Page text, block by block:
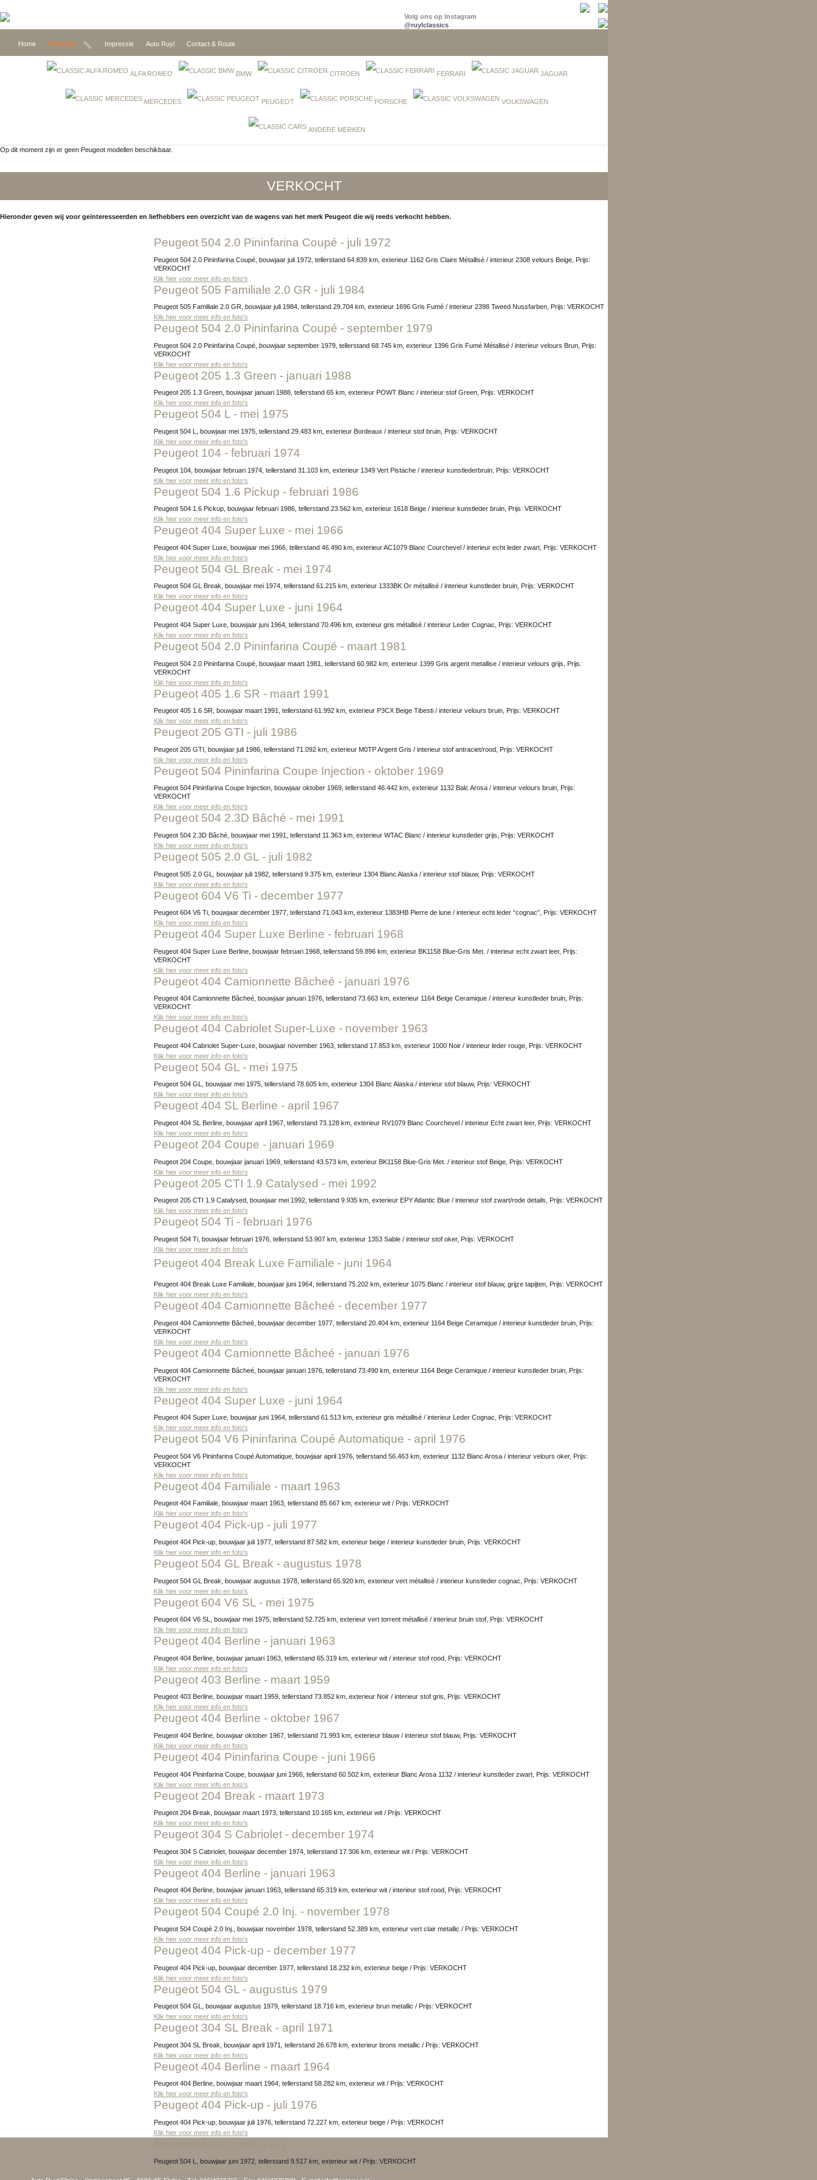
Volg ons op Instagram
@ruylclassics
Home Verwacht Impressie Auto Ruyl Contact & Route
ALFA ROMEO BMW CITROEN FERRARI JAGUAR
MERCEDES PEUGEOT PORSCHE VOLKSWAGEN
ANDERE MERKEN
Op dit moment zijn er geen Peugeot modellen beschikbaar.
VERKOCHT
Hieronder geven wij voor geïnteresseerden en liefhebbers een overzicht van de wagens van het merk Peugeot die wij reeds verkocht hebben.
Peugeot 504 2.0 Pininfarina Coupé - juli 1972
Peugeot 504 2.0 Pininfarina Coupé, bouwjaar juli 1972, tellerstand 64.839 km, exterieur 1162 Gris Claire Métallisé / interieur 2308 velours Beige, Prijs:
VERKOCHT
Klik hier voor meer info en foto's
Peugeot 505 Familiale 2.0 GR - juli 1984
Peugeot 505 Familiale 2.0 GR, bouwjaar juli 1984, tellerstand 29.704 km, exterieur 1696 Gris Fumé / interieur 2398 Tweed Nussfarben, Prijs: VERKOCHT
Klik hier voor meer info en foto's
Peugeot 504 2.0 Pininfarina Coupé - september 1979
Peugeot 504 2.0 Pininfarina Coupé, bouwjaar september 1979, tellerstand 68.745 km, exterieur 1396 Gris Fumé Métallisé / interieur velours Brun, Prijs:
VERKOCHT
Klik hier voor meer info en foto's
Peugeot 205 1.3 Green - januari 1988
Peugeot 205 1.3 Green, bouwjaar januari 1988, tellerstand 65 km, exterieur POWT Blanc / interieur stof Green, Prijs: VERKOCHT
Klik hier voor meer info en foto's
Peugeot 504 L - mei 1975
Peugeot 504 L, bouwjaar mei 1975, tellerstand 29.483 km, exterieur Bordeaux / interieur stof bruin, Prijs: VERKOCHT
Klik hier voor meer info en foto's
Peugeot 104 - februari 1974
Peugeot 104, bouwjaar februari 1974, tellerstand 31.103 km, exterieur 1349 Vert Pistache / interieur kunstlederbruin, Prijs: VERKOCHT
Klik hier voor meer info en foto's
Peugeot 504 1.6 Pickup - februari 1986
Peugeot 504 1.6 Pickup, bouwjaar februari 1986, tellerstand 23.562 km, exterieur 1618 Beige / interieur kunstleder bruin, Prijs: VERKOCHT
Klik hier voor meer info en foto's
Peugeot 404 Super Luxe - mei 1966
Peugeot 404 Super Luxe, bouwjaar mei 1966, tellerstand 46.490 km, exterieur AC1079 Blanc Courchevel / interieur echt leder zwart, Prijs: VERKOCHT
Klik hier voor meer info en foto's
Peugeot 504 GL Break - mei 1974
Peugeot 504 GL Break, bouwjaar mei 1974, tellerstand 61.215 km, exterieur 1333BK Or métallisé / interieur kunstleder bruin, Prijs: VERKOCHT
Klik hier voor meer info en foto's
Peugeot 404 Super Luxe - juni 1964
Peugeot 404 Super Luxe, bouwjaar juni 1964, tellerstand 70.496 km, exterieur gris métallisé / interieur Leder Cognac, Prijs: VERKOCHT
Klik hier voor meer info en foto's
Peugeot 504 2.0 Pininfarina Coupé - maart 1981
Peugeot 504 2.0 Pininfarina Coupé, bouwjaar maart 1981, tellerstand 60.982 km, exterieur 1399 Gris argent metallise / interieur velours grijs, Prijs:
VERKOCHT
Klik hier voor meer info en foto's
Peugeot 405 1.6 SR - maart 1991
Peugeot 405 1.6 SR, bouwjaar maart 1991, tellerstand 61.992 km, exterieur P3CX Beige Tibesti / interieur velours bruin, Prijs: VERKOCHT
Klik hier voor meer info en foto's
Peugeot 205 GTI - juli 1986
Peugeot 205 GTI, bouwjaar juli 1986, tellerstand 71.092 km, exterieur M0TP Argent Gris / interieur stof antraciet/rood, Prijs: VERKOCHT
Klik hier voor meer info en foto's
Peugeot 504 Pininfarina Coupe Injection - oktober 1969
Peugeot 504 Pininfarina Coupe Injection, bouwjaar oktober 1969, tellerstand 46.442 km, exterieur 1132 Balc Arosa / interieur velours bruin, Prijs:
VERKOCHT
Klik hier voor meer info en foto's
Peugeot 504 2.3D Bâché - mei 1991
Peugeot 504 2.3D Bâché, bouwjaar mei 1991, tellerstand 11.363 km, exterieur WTAC Blanc / interieur kunstleder grijs, Prijs: VERKOCHT
Klik hier voor meer info en foto's
Peugeot 505 2.0 GL - juli 1982
Peugeot 505 2.0 GL, bouwjaar juli 1982, tellerstand 9.375 km, exterieur 1304 Blanc Alaska / interieur stof blauw, Prijs: VERKOCHT
Klik hier voor meer info en foto's
Peugeot 604 V6 Ti - december 1977
Peugeot 604 V6 Ti, bouwjaar december 1977, tellerstand 71.043 km, exterieur 1383HB Pierre de lune / interieur echt leder “cognac”, Prijs: VERKOCHT
Klik hier voor meer info en foto's
Peugeot 404 Super Luxe Berline - februari 1968
Peugeot 404 Super Luxe Berline, bouwjaar februari 1968, tellerstand 59.896 km, exterieur BK1158 Blue-Gris Met. / interieur echt zwart leer, Prijs:
VERKOCHT
Klik hier voor meer info en foto's
Peugeot 404 Camionnette Bâcheé - januari 1976
Peugeot 404 Camionnette Bâcheé, bouwjaar januari 1976, tellerstand 73.663 km, exterieur 1164 Beige Ceramique / interieur kunstleder bruin, Prijs:
VERKOCHT
Klik hier voor meer info en foto's
Peugeot 404 Cabriolet Super-Luxe - november 1963
Peugeot 404 Cabriolet Super-Luxe, bouwjaar november 1963, tellerstand 17.853 km, exterieur 1000 Noir / interieur leder rouge, Prijs: VERKOCHT
Klik hier voor meer info en foto's
Peugeot 504 GL - mei 1975
Peugeot 504 GL, bouwjaar mei 1975, tellerstand 78.605 km, exterieur 1304 Blanc Alaska / interieur stof blauw, Prijs: VERKOCHT
Klik hier voor meer info en foto's
Peugeot 404 SL Berline - april 1967
Peugeot 404 SL Berline, bouwjaar april 1967, tellerstand 73.128 km, exterieur RV1079 Blanc Courchevel / interieur Echt zwart leer, Prijs: VERKOCHT
Klik hier voor meer info en foto's
Peugeot 204 Coupe - januari 1969
Peugeot 204 Coupe, bouwjaar januari 1969, tellerstand 43.573 km, exterieur BK1158 Blue-Gris Met. / interieur stof Beige, Prijs: VERKOCHT
Klik hier voor meer info en foto's
Peugeot 205 CTI 1.9 Catalysed - mei 1992
Peugeot 205 CTI 1.9 Catalysed, bouwjaar mei 1992, tellerstand 9.935 km, exterieur EPY Atlantic Blue / interieur stof zwart/rode details, Prijs: VERKOCHT
Klik hier voor meer info en foto's
Peugeot 504 Ti - februari 1976
Peugeot 504 Ti, bouwjaar februari 1976, tellerstand 53.907 km, exterieur 1353 Sable / interieur stof oker, Prijs: VERKOCHT
Klik hier voor meer info en foto's
Peugeot 404 Break Luxe Familiale - juni 1964
Peugeot 404 Break Luxe Familiale, bouwjaar juni 1964, tellerstand 75.202 km, exterieur 1075 Blanc / interieur stof blauw, grijze tapijten, Prijs: VERKOCHT
Klik hier voor meer info en foto's
Peugeot 404 Camionnette Bâcheé - december 1977
Peugeot 404 Camionnette Bâcheé, bouwjaar december 1977, tellerstand 20.404 km, exterieur 1164 Beige Ceramique / interieur kunstleder bruin, Prijs:
VERKOCHT
Klik hier voor meer info en foto's
Peugeot 404 Camionnette Bâcheé - januari 1976
Peugeot 404 Camionnette Bâcheé, bouwjaar januari 1976, tellerstand 73.490 km, exterieur 1164 Beige Ceramique / interieur kunstleder bruin, Prijs:
VERKOCHT
Klik hier voor meer info en foto's
Peugeot 404 Super Luxe - juni 1964
Peugeot 404 Super Luxe, bouwjaar juni 1964, tellerstand 61.513 km, exterieur gris métallisé / interieur Leder Cognac, Prijs: VERKOCHT
Klik hier voor meer info en foto's
Peugeot 504 V6 Pininfarina Coupé Automatique - april 1976
Peugeot 504 V6 Pininfarina Coupé Automatique, bouwjaar april 1976, tellerstand 56.463 km, exterieur 1132 Blanc Arosa / interieur velours oker, Prijs:
VERKOCHT
Klik hier voor meer info en foto's
Peugeot 404 Familiale - maart 1963
Peugeot 404 Familiale, bouwjaar maart 1963, tellerstand 85.667 km, exterieur wit / Prijs: VERKOCHT
Klik hier voor meer info en foto's
Peugeot 404 Pick-up - juli 1977
Peugeot 404 Pick-up, bouwjaar juli 1977, tellerstand 87.582 km, exterieur beige / interieur kunstleder bruin, Prijs: VERKOCHT
Klik hier voor meer info en foto's
Peugeot 504 GL Break - augustus 1978
Peugeot 504 GL Break, bouwjaar augustus 1978, tellerstand 65.920 km, exterieur vert métallisé / interieur kunstleder cognac, Prijs: VERKOCHT
Klik hier voor meer info en foto's
Peugeot 604 V6 SL - mei 1975
Peugeot 604 V6 SL, bouwjaar mei 1975, tellerstand 52.725 km, exterieur vert torrent métallisé / interieur bruin stof, Prijs: VERKOCHT
Klik hier voor meer info en foto's
Peugeot 404 Berline - januari 1963
Peugeot 404 Berline, bouwjaar januari 1963, tellerstand 65.319 km, exterieur wit / interieur stof rood, Prijs: VERKOCHT
Klik hier voor meer info en foto's
Peugeot 403 Berline - maart 1959
Peugeot 403 Berline, bouwjaar maart 1959, tellerstand 73.852 km, exterieur Noir / interieur stof gris, Prijs: VERKOCHT
Klik hier voor meer info en foto's
Peugeot 404 Berline - oktober 1967
Peugeot 404 Berline, bouwjaar oktober 1967, tellerstand 71.993 km, exterieur blauw / interieur stof blauw, Prijs: VERKOCHT
Klik hier voor meer info en foto's
Peugeot 404 Pininfarina Coupe - juni 1966
Peugeot 404 Pininfarina Coupe, bouwjaar juni 1966, tellerstand 60.502 km, exterieur Blanc Arosa 1132 / interieur kunstleder zwart, Prijs: VERKOCHT
Klik hier voor meer info en foto's
Peugeot 204 Break - maart 1973
Peugeot 204 Break, bouwjaar maart 1973, tellerstand 10.165 km, exterieur wit / Prijs: VERKOCHT
Klik hier voor meer info en foto's
Peugeot 304 S Cabriolet - december 1974
Peugeot 304 S Cabriolet, bouwjaar december 1974, tellerstand 17.306 km, exterieur wit / Prijs: VERKOCHT
Klik hier voor meer info en foto's
Peugeot 404 Berline - januari 1963
Peugeot 404 Berline, bouwjaar januari 1963, tellerstand 65.319 km, exterieur wit / interieur stof rood, Prijs: VERKOCHT
Klik hier voor meer info en foto's
Peugeot 504 Coupé 2.0 Inj. - november 1978
Peugeot 504 Coupé 2.0 Inj., bouwjaar november 1978, tellerstand 52.389 km, exterieur vert clair metallic / Prijs: VERKOCHT
Klik hier voor meer info en foto's
Peugeot 404 Pick-up - december 1977
Peugeot 404 Pick-up, bouwjaar december 1977, tellerstand 18.232 km, exterieur beige / Prijs: VERKOCHT
Klik hier voor meer info en foto's
Peugeot 504 GL - augustus 1979
Peugeot 504 GL, bouwjaar augustus 1979, tellerstand 18.716 km, exterieur brun metallic / Prijs: VERKOCHT
Klik hier voor meer info en foto's
Peugeot 304 SL Break - april 1971
Peugeot 304 SL Break, bouwjaar april 1971, tellerstand 26.678 km, exterieur brons metallic / Prijs: VERKOCHT
Klik hier voor meer info en foto's
Peugeot 404 Berline - maart 1964
Peugeot 404 Berline, bouwjaar maart 1964, tellerstand 58.282 km, exterieur wit / Prijs: VERKOCHT
Klik hier voor meer info en foto's
Peugeot 404 Pick-up - juli 1976
Peugeot 404 Pick-up, bouwjaar juli 1976, tellerstand 72.227 km, exterieur beige / Prijs: VERKOCHT
Klik hier voor meer info en foto's
Peugeot 504 L, bouwjaar juni 1972, tellerstand 9.517 km, exterieur wit / Prijs: VERKOCHT